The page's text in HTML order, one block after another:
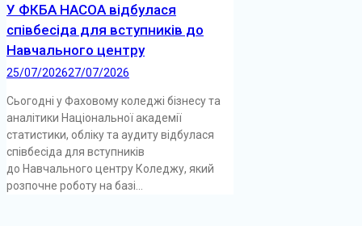
У ФКБА НАСОА відбулася
співбесіда для вступників до
Навчального центру
25/07/202627/07/2026
Сьогодні у Фаховому коледжі бізнесу та
аналітики Національної академії
статистики, обліку та аудиту відбулася
співбесіда для вступників
до Навчального центру Коледжу, який
розпочне роботу на базі...